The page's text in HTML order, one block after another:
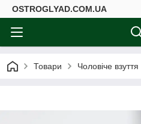
ОSTROGLYAD.СOM.UA
Товари Чоловіче взуття